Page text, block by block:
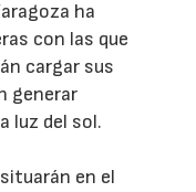
ha
con las que
cargar sus
generar
luz del sol.
en el